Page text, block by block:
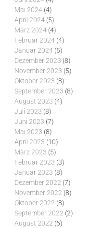
Mai 2024 (4)
April 2024 (5)
März 2024 (4)
Februar 2024 (4)
Januar 2024 (5)
Dezember 2023 (8)
November 2023 (5)
Oktober 2023 (8)
September 2023 (8)
August 2023 (4)
Juli 2023 (8)
Juni 2023 (7)
Mai 2023 (8)
April 2023 (10)
März 2023 (5)
Februar 2023 (3)
Januar 2023 (8)
Dezember 2022 (7)
November 2022 (8)
Oktober 2022 (8)
September 2022 (2)
August 2022 (6)